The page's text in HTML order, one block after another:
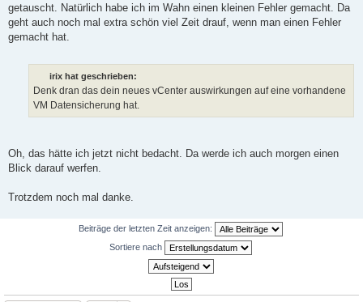
getauscht. Natürlich habe ich im Wahn einen kleinen Fehler gemacht. Da
geht auch noch mal extra schön viel Zeit drauf, wenn man einen Fehler
gemacht hat.
irix hat geschrieben:
Denk dran das dein neues vCenter auswirkungen auf eine vorhandene
VM Datensicherung hat.
Oh, das hätte ich jetzt nicht bedacht. Da werde ich auch morgen einen
Blick darauf werfen.
Trotzdem noch mal danke.
Beiträge der letzten Zeit anzeigen:
Sortiere nach